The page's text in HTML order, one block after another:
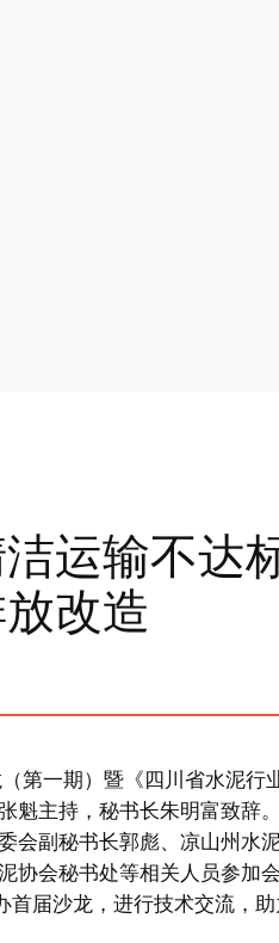
运输不达
改造
第一期）暨《四川省水泥行
魁主持，秘书长朱明富致辞
会副秘书长郭彪、凉山州水
协会秘书处等相关人员参加
届沙龙，进行技术交流，助